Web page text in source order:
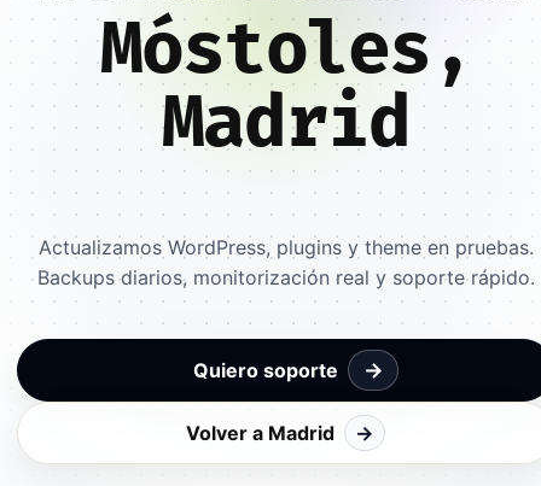
Móstoles,
Madrid
Actualizamos WordPress, plugins y theme en pruebas.
Backups diarios, monitorización real y soporte rápido.
Quiero soporte →
Volver a Madrid →